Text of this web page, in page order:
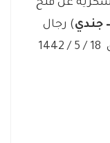
عن فتح
جندي) رجال
وسوف يتم استقبال طلبات القبول خلال الفترة من يوم السبت الموافق 18 / 5 / 1442